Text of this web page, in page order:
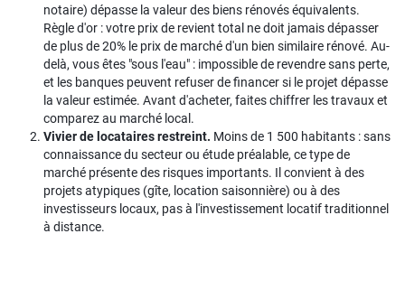
notaire) dépasse la valeur des biens rénovés équivalents.
Règle d'or : votre prix de revient total ne doit jamais dépasser
de plus de 20% le prix de marché d'un bien similaire rénové. Au-
delà, vous êtes "sous l'eau" : impossible de revendre sans perte,
et les banques peuvent refuser de financer si le projet dépasse
la valeur estimée. Avant d'acheter, faites chiffrer les travaux et
comparez au marché local.
Vivier de locataires restreint. Moins de 1 500 habitants : sans
connaissance du secteur ou étude préalable, ce type de
marché présente des risques importants. Il convient à des
projets atypiques (gîte, location saisonnière) ou à des
investisseurs locaux, pas à l'investissement locatif traditionnel
à distance.